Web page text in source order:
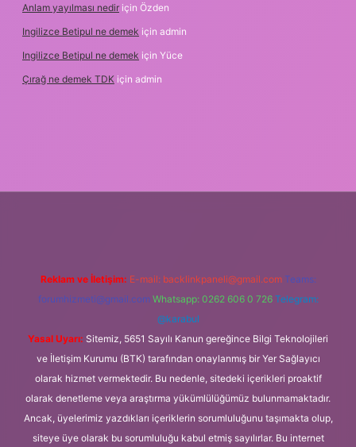
Anlam yayılması nedir için Özden
Ingilizce Betipul ne demek için admin
Ingilizce Betipul ne demek için Yüce
Çırağ ne demek TDK için admin
Reklam ve İletişim: E-mail: backlinkpaneli@gmail.com Teams:
forumhizmeti@gmail.com Whatsapp: 0262 606 0 726 Telegram:
@karabul
Yasal Uyarı: Sitemiz, 5651 Sayılı Kanun gereğince Bilgi Teknolojileri
ve İletişim Kurumu (BTK) tarafından onaylanmış bir Yer Sağlayıcı
olarak hizmet vermektedir. Bu nedenle, sitedeki içerikleri proaktif
olarak denetleme veya araştırma yükümlülüğümüz bulunmamaktadır.
Ancak, üyelerimiz yazdıkları içeriklerin sorumluluğunu taşımakta olup,
siteye üye olarak bu sorumluluğu kabul etmiş sayılırlar. Bu internet